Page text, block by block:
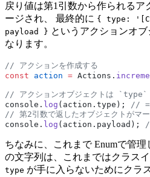
戻り値は第1引数から作られるア
ージされ、 最終的に { type:
payload } というアクションオ
なります。
// アクションを作成する
const action = Actions.
// アクションオブジェクトは `type`
console. log (action.type); //
// 第2引数で返したオブジェクトがマー
console. log (action.payload);
ちなみに、これまで Enumで管
の文字列は、これまではクラス
type が手に入らないためにクラ